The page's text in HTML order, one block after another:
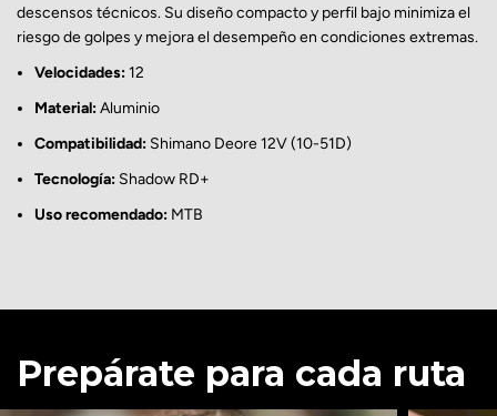
descensos técnicos. Su diseño compacto y perfil bajo minimiza el
riesgo de golpes y mejora el desempeño en condiciones extremas.
Velocidades:12
Material:Aluminio
Compatibilidad: Shimano Deore 12V (10-51D)
Tecnología: Shadow RD+
Uso recomendado: MTB
Prepárate para cada ruta